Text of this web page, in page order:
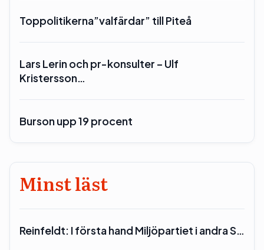
Toppolitikerna”valfärdar” till Piteå
Lars Lerin och pr-konsulter – Ulf
Kristersson…
Burson upp 19 procent
Minst läst
Reinfeldt: I första hand Miljöpartiet i andra S…